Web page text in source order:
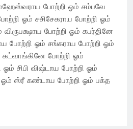
போற்றி ஓம் சம்பவே
ஓம் சசிசேகராய போற்றி ஓம்
போற்றி ஓம் கபர்தினே
போற்றி ஓம் சங்கராய போற்றி ஓம்
போற்றி ஓம்
சிபி விஷ்டாய போற்றி ஓம்
ஓம் ஸ்ரீ கண்டாய போற்றி ஓம் பக்த